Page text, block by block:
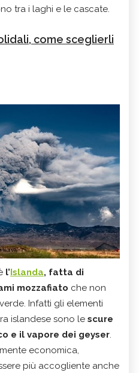
tra i laghi e le cascate.
come sceglierli
l’Islanda, fatta di
mozzafiato che non
Infatti gli elementi
islandese sono le scure
e il vapore dei geyser.
economica,
più accogliente anche